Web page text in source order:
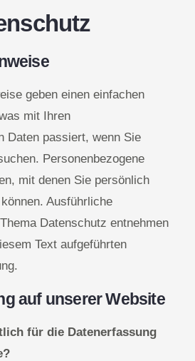
geben einen einfachen
mit Ihren
Daten passiert, wenn Sie
Personenbezogene
mit denen Sie persönlich
Ausführliche
Datenschutz entnehmen
Text aufgeführten
auf unserer Website
für die Datenerfassung